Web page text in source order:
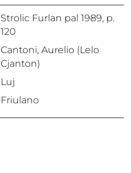
Strolic Furlan pal 1989, p.
120
Cantoni, Aurelio (Lelo
Cjanton)
Luj
Friulano